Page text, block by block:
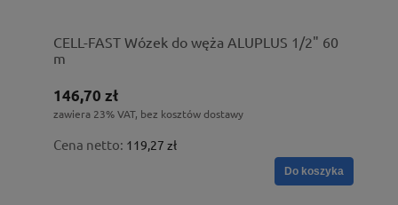
CELL-FAST Wózek do węża ALUPLUS 1/2" 60
m
146,70 zł
zawiera 23% VAT, bez kosztów dostawy
Cena netto: 119,27 zł
Do koszyka